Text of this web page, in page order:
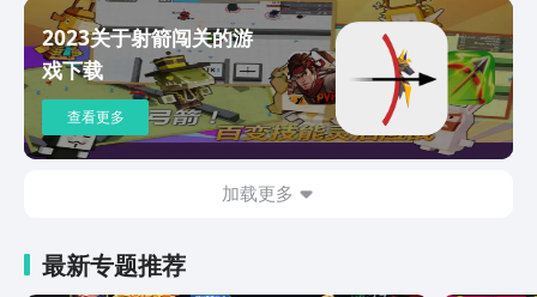
2023关于射箭闯关的游
戏下载
查看更多
加载更多
最新专题推荐